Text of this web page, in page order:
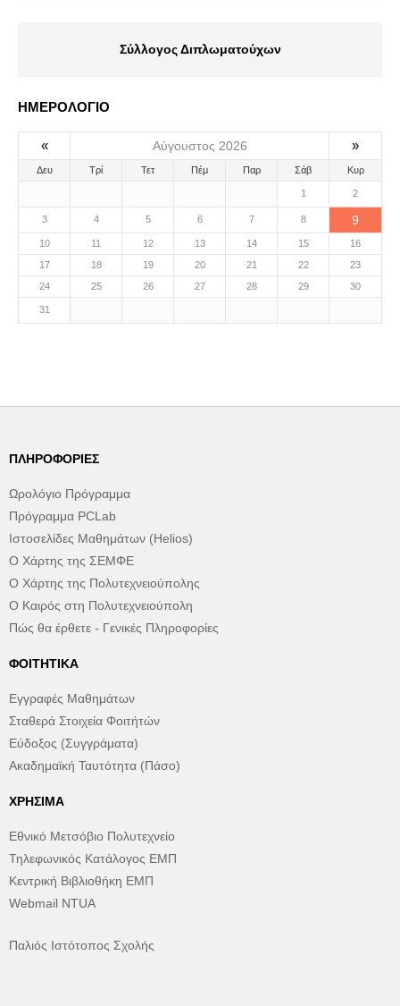
Σύλλογος Διπλωματούχων
ΗΜΕΡΟΛΟΓΙΟ
« Αύγουστος 2026 »
Δευ Τρί Τετ Πέμ Παρ Σάβ Κυρ
1 2
3 4 5 6 7 8 9
10 11 12 13 14 15
16
17
18 19 20 21 22
23
24
25 26 27 28 29 30
31
ΠΛΗΡΟΦΟΡΊΕΣ
Ωρολόγιο Πρόγραμμα
Πρόγραμμα PCLab
Ιστοσελίδες Μαθημάτων (Helios)
Ο Χάρτης της ΣΕΜΦΕ
Ο Χάρτης της Πολυτεχνειούπολης
Ο Καιρός στη Πολυτεχνειούπολη
Πώς θα έρθετε - Γενικές Πληροφορίες
ΦΟΙΤΗΤΙΚΆ
Εγγραφές Μαθημάτων
Σταθερά Στοιχεία Φοιτήτών
Εύδοξος (Συγγράματα)
Ακαδημαϊκή Ταυτότητα (Πάσο)
ΧΡΉΣΙΜΑ
Εθνικό Μετσόβιο Πολυτεχνείο
Τηλεφωνικός Κατάλογος ΕΜΠ
Κεντρική Βιβλιοθήκη ΕΜΠ
Webmail NTUA
Παλιός Ιστότοπος Σχολής